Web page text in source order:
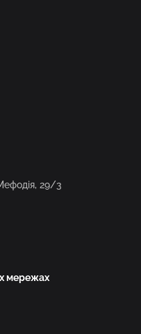
29/3
мережах